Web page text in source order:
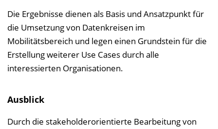
Die Ergebnisse dienen als Basis und Ansatzpunkt für
die Umsetzung von Datenkreisen im
Mobilitätsbereich und legen einen Grundstein für die
Erstellung weiterer Use Cases durch alle
interessierten Organisationen.
Ausblick
Durch die stakeholderorientierte Bearbeitung von